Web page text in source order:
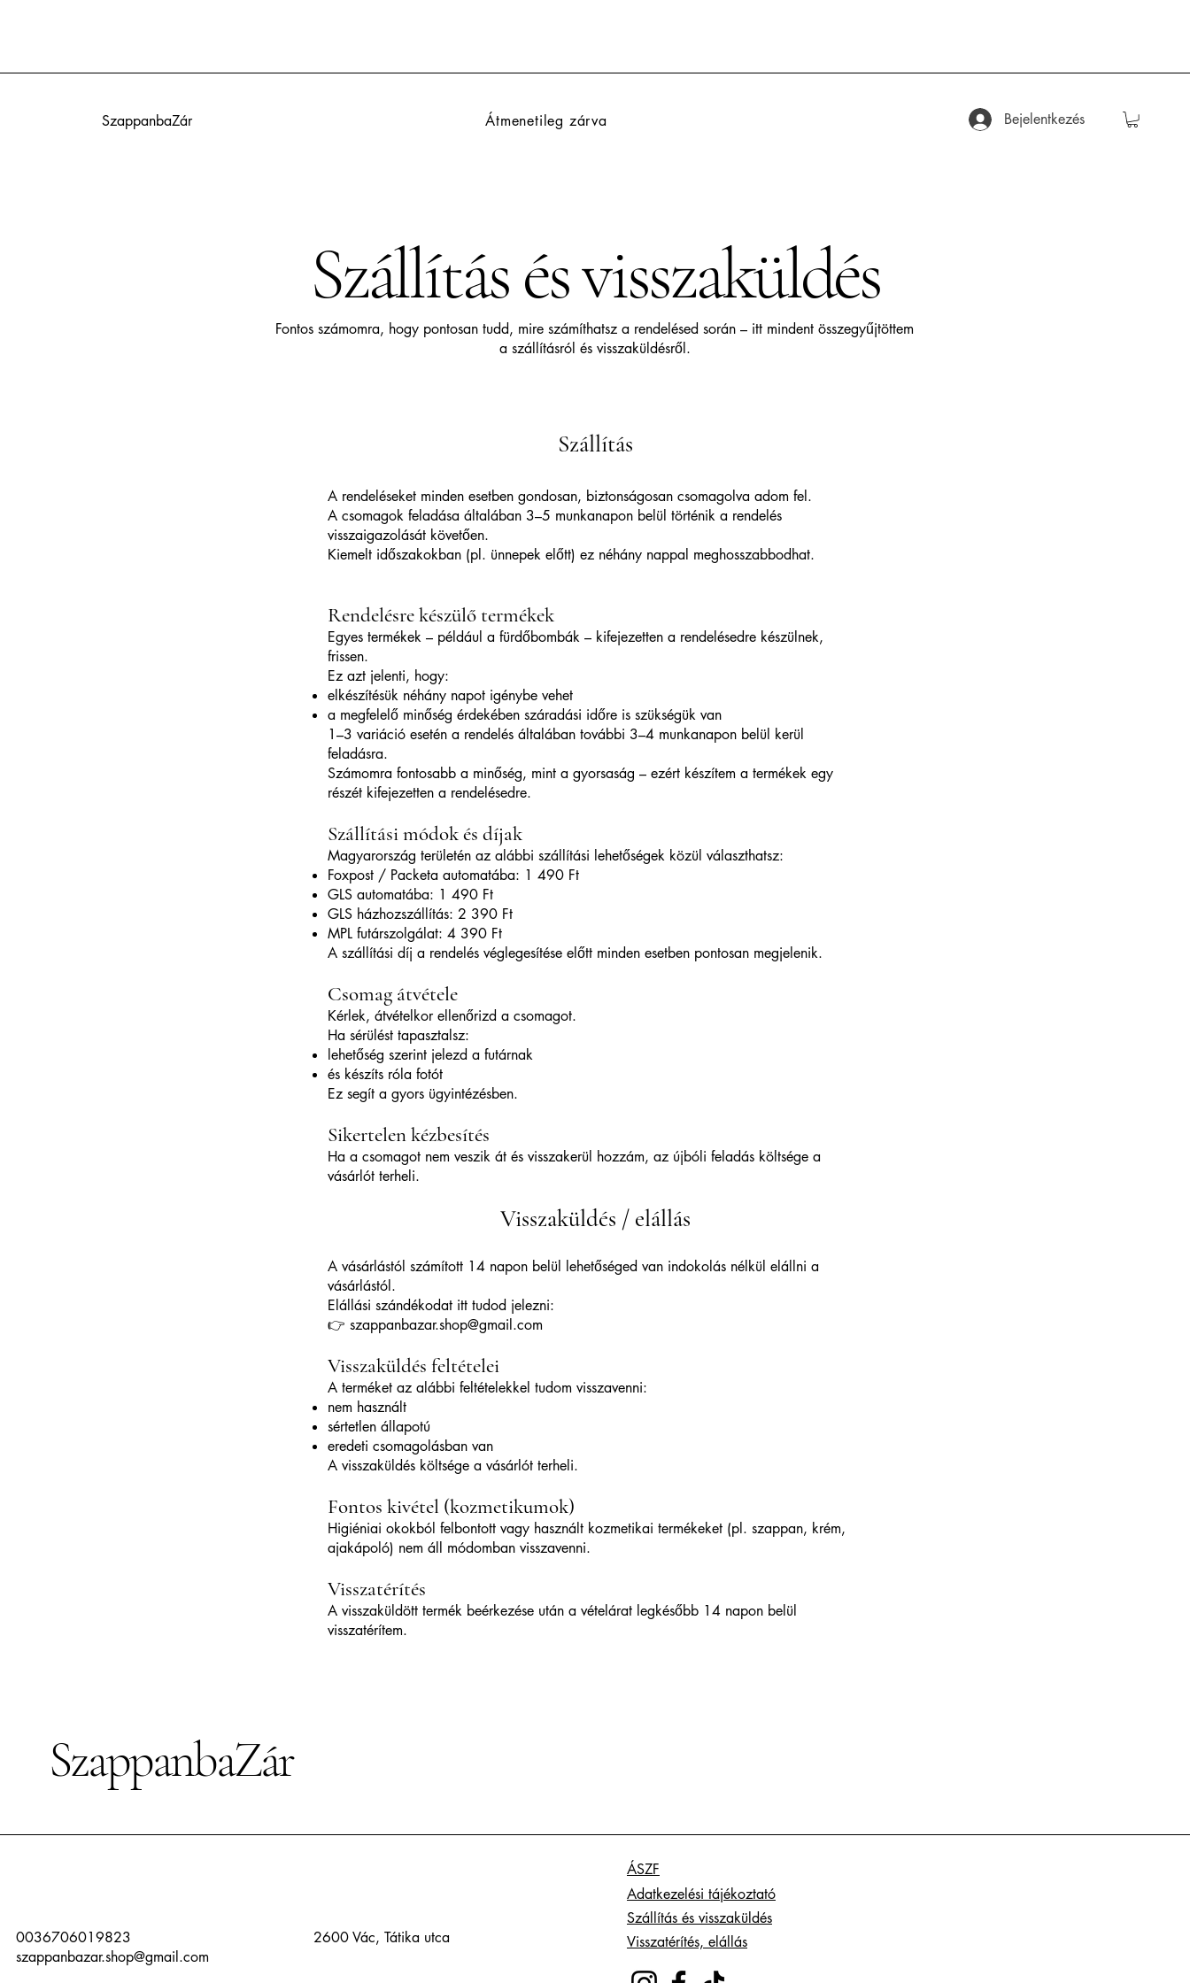
SzappanbaZár Átmenetileg zárva Bejelentkezés
Szállítás és visszaküldés
Fontos számomra, hogy pontosan tudd, mire számíthatsz a rendelésed során – itt mindent összegyűjtöttem
a szállításról és visszaküldésről.
Szállítás
A rendeléseket minden esetben gondosan, biztonságosan csomagolva adom fel.
A csomagok feladása általában 3–5 munkanapon belül történik a rendelés
visszaigazolását követően.
Kiemelt időszakokban (pl. ünnepek előtt) ez néhány nappal meghosszabbodhat.
Rendelésre készülő termékek​
Egyes termékek – például a fürdőbombák – kifejezetten a rendelésedre készülnek,
frissen.
Ez azt jelenti, hogy:
elkészítésük néhány napot igénybe vehet
a megfelelő minőség érdekében száradási időre is szükségük van
1–3 variáció esetén a rendelés általában további 3–4 munkanapon belül kerül
feladásra.
Számomra fontosabb a minőség, mint a gyorsaság – ezért készítem a termékek egy
részét kifejezetten a rendelésedre.
Szállítási módok és díjak
Magyarország területén az alábbi szállítási lehetőségek közül választhatsz:
Foxpost / Packeta automatába: 1 490 Ft
GLS automatába: 1 490 Ft
GLS házhozszállítás: 2 390 Ft
MPL futárszolgálat: 4 390 Ft
A szállítási díj a rendelés véglegesítése előtt minden esetben pontosan megjelenik.
Csomag átvétele
Kérlek, átvételkor ellenőrizd a csomagot.
Ha sérülést tapasztalsz:
lehetőség szerint jelezd a futárnak
és készíts róla fotót
Ez segít a gyors ügyintézésben.
Sikertelen kézbesítés
Ha a csomagot nem veszik át és visszakerül hozzám, az újbóli feladás költsége a
vásárlót terheli.
Visszaküldés / elállás
A vásárlástól számított 14 napon belül lehetőséged van indokolás nélkül elállni a
vásárlástól.
Elállási szándékodat itt tudod jelezni:
👉 szappanbazar.shop@gmail.com
Visszaküldés feltételei
A terméket az alábbi feltételekkel tudom visszavenni:
nem használt
sértetlen állapotú
eredeti csomagolásban van
A visszaküldés költsége a vásárlót terheli.
Fontos kivétel (kozmetikumok)
Higiéniai okokból felbontott vagy használt kozmetikai termékeket (pl. szappan, krém,
ajakápoló) nem áll módomban visszavenni.
Visszatérítés
A visszaküldött termék beérkezése után a vételárat legkésőbb 14 napon belül
visszatérítem.
SzappanbaZár
0036706019823
szappanbazar.shop@gmail.com
2600 Vác, Tátika utca
ÁSZF
Adatkezelési tájékoztató
Szállítás és visszaküldés
Visszatérítés, elállás